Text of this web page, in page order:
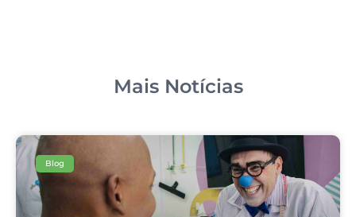
Mais Notícias
Blog